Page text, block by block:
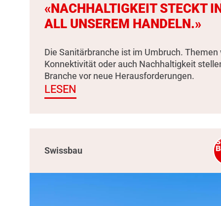
«NACHHALTIGKEIT STECKT
ALL UNSEREM HANDELN.»
Die Sanitärbranche ist im Umbruch. Themen
Konnektivität oder auch Nachhaltigkeit
Branche vor neue Herausforderungen.
LESEN
Swissbau